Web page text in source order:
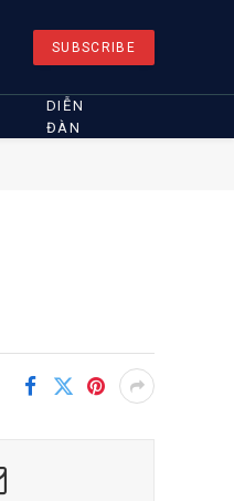
SUBSCRIBE
DIỄN
ĐÀN